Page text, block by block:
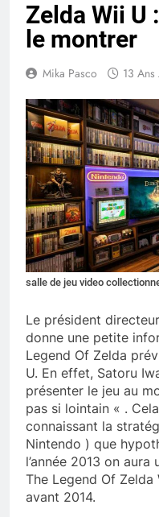
Zelda Wii U
le montrer
Mika Pasco 13
salle de jeu video
Le président
donne une petite
Legend Of Zelda
U. En effet, Satoru
présenter le jeu au
pas si lointain « .
connaissant la
Nintendo ) que
l’année 2013 on
The Legend Of
avant 2014.